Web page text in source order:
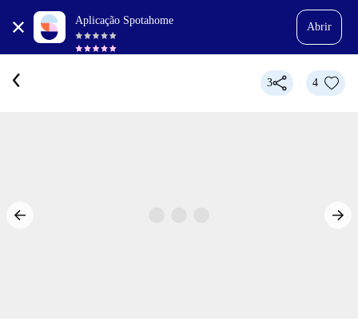
Aplicação Spotahome
Abrir
3 4